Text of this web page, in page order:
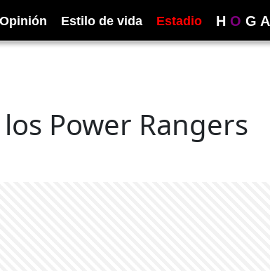
Opinión Estilo de vida Estadio H O G A
Power Rangers